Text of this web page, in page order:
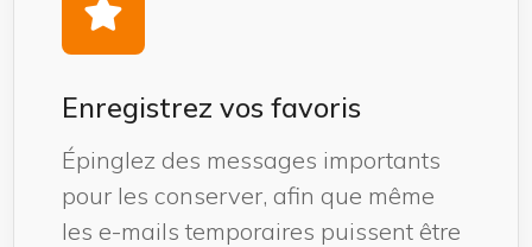
Enregistrez vos favoris
Épinglez des messages importants
pour les conserver, afin que même
les e-mails temporaires puissent être